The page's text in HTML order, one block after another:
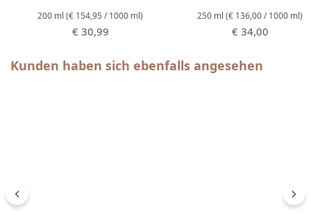
200 ml (€ 154,95 / 1000 ml)
Regulärer Preis:
€ 30,99
250 ml (€ 136,00 / 1000 ml)
Regulärer Preis:
€ 34,00
Produktgalerie überspringen
Kunden haben sich ebenfalls angesehen